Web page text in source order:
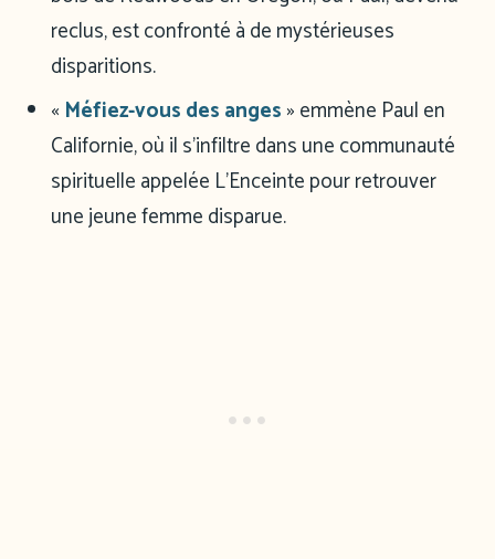
reclus, est confronté à de mystérieuses
disparitions.
« Méfiez-vous des anges» emmène Paul en
Californie, où il s’infiltre dans une communauté
spirituelle appelée L’Enceinte pour retrouver
une jeune femme disparue.